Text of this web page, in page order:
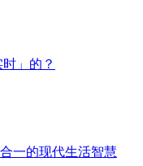
」的？
一的现代生活智慧